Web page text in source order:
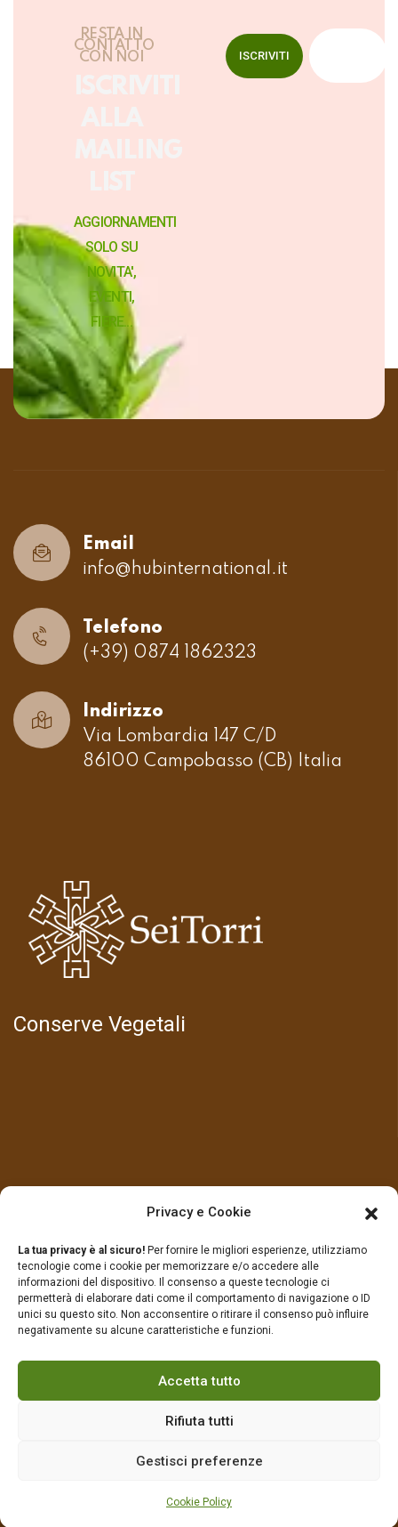
Privacy e Cookie
La tua privacy è al sicuro! Per fornire le migliori esperienze, utilizziamo
tecnologie come i cookie per memorizzare e/o accedere alle
informazioni del dispositivo. Il consenso a queste tecnologie ci
permetterà di elaborare dati come il comportamento di navigazione o ID
unici su questo sito. Non acconsentire o ritirare il consenso può influire
negativamente su alcune caratteristiche e funzioni.
Accetta tutto
Rifiuta tutti
Gestisci preferenze
Cookie Policy
RESTA IN
CONTATTO
CON NOI
AGGIORNAMENTI
SOLO SU
NOVITA',
EVENTI,
FIERE...
ISCRIVITI
Email
info@hubinternational.it
Telefono
(+39) 0874 1862323
Indirizzo
Via Lombardia 147 C/D
86100 Campobasso (CB) Italia
Conserve Vegetali
LINK UTILI
Prodotti Contatti
Chi Siamo Privacy Policy
Cookie Policy (UE)
© 2022-2025 Sei Torri by Hub International srl
P.IVA 01747750709 |OperWEB